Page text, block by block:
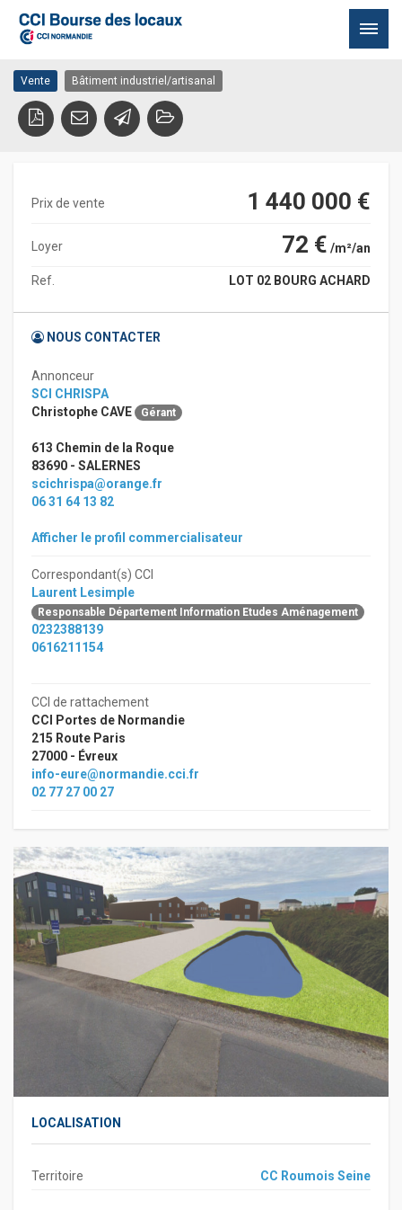
contenu
Entrepot industriel neuf
27310 BOURG ACHARD
Vente Bâtiment industriel/artisanal
Prix de vente 1 440 000 €
Loyer 72 € /m²/an
Ref. LOT 02 BOURG ACHARD
NOUS CONTACTER
Annonceur
SCI CHRISPA
Christophe CAVE
Gérant
613 Chemin de la Roque
83690 - SALERNES
scichrispa@orange.fr
06 31 64 13 82
Afficher le profil commercialisateur
Correspondant(s) CCI
Laurent Lesimple
Responsable Département Information Etudes Aménagement
0232388139
0616211154
CCI de rattachement
CCI Portes de Normandie
215 Route Paris
27000 - Évreux
info-eure@normandie.cci.fr
02 77 27 00 27
LOCALISATION
Territoire CC Roumois Seine